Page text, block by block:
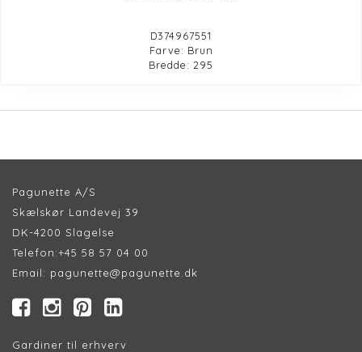
D374967551
Farve: Brun
Bredde: 295
Pagunette A/S
Skælskør Landevej 39
DK-4200 Slagelse
Telefon:+45 58 57 04 00
Email: pagunette@pagunette.dk
Gardiner til erhverv